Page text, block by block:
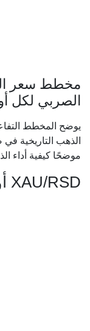
مخطط سعر
الصربي لكل
موضحًا كيفية أداء
XAU/RSD أونصة عيار 21